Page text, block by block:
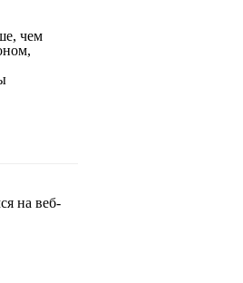
чем
на веб-